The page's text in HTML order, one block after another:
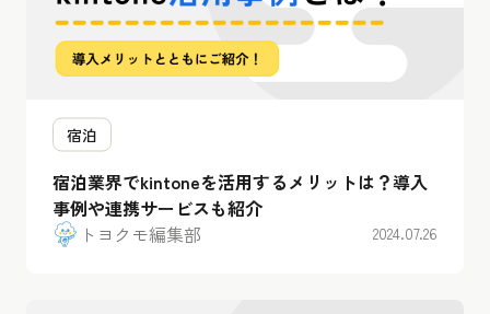
宿泊
宿泊業界でkintoneを活用するメリットは？導入
事例や連携サービスも紹介
トヨクモ編集部
2024.07.26